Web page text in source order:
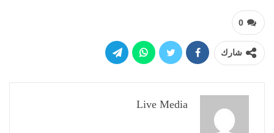
0
شارك
Live Media